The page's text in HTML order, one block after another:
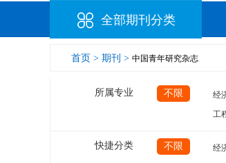
全部期刊分类
首页 > 期刊 > 中国青年研究杂志
所属专业 不限 经
工
快捷分类 不限 经